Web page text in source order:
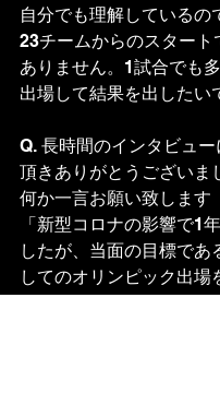
自分でも理解しているの
23チームからのスタート
ありません。1試合でも
出場して結果を出したい
Q. 長時間のインタビュ
頂きありがとうございま
何か一言お願い致します
「新型コロナの影響で1
したが、当面の目標であ
してのオリンピック出場